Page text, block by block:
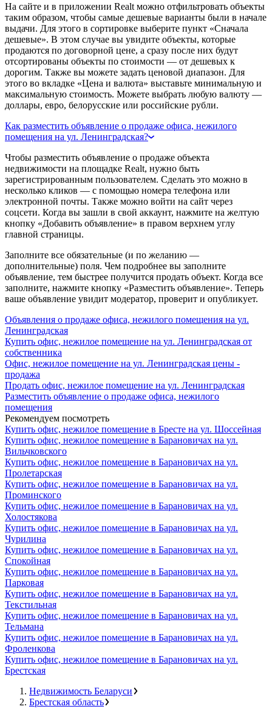
На сайте и в приложении Realt можно отфильтровать объекты
таким образом, чтобы самые дешевые варианты были в начале
выдачи. Для этого в сортировке выберите пункт «Сначала
дешевые». В этом случае вы увидите объекты, которые
продаются по договорной цене, а сразу после них будут
отсортированы объекты по стоимости — от дешевых к
дорогим. Также вы можете задать ценовой диапазон. Для
этого во вкладке «Цена и валюта» выставьте минимальную и
максимальную стоимость. Можете выбрать любую валюту —
доллары, евро, белорусские или российские рубли.
Как разместить объявление о продаже офиса, нежилого
помещения на ул. Ленинградская?
Чтобы разместить объявление о продаже объекта
недвижимости на площадке Realt, нужно быть
зарегистрированным пользователем. Сделать это можно в
несколько кликов — с помощью номера телефона или
электронной почты. Также можно войти на сайт через
соцсети. Когда вы зашли в свой аккаунт, нажмите на желтую
кнопку «Добавить объявление» в правом верхнем углу
главной страницы.
Заполните все обязательные (и по желанию —
дополнительные) поля. Чем подробнее вы заполните
объявление, тем быстрее получится продать объект. Когда все
заполните, нажмите кнопку «Разместить объявление». Теперь
ваше объявление увидит модератор, проверит и опубликует.
Объявления о продаже офиса, нежилого помещения на ул.
Ленинградская
Купить офис, нежилое помещение на ул. Ленинградская от
собственника
Офис, нежилое помещение на ул. Ленинградская цены -
продажа
Продать офис, нежилое помещение на ул. Ленинградская
Разместить объявление о продаже офиса, нежилого
помещения
Рекомендуем посмотреть
Купить офис, нежилое помещение в Бресте на ул. Шоссейная
Купить офис, нежилое помещение в Барановичах на ул.
Вильчковского
Купить офис, нежилое помещение в Барановичах на ул.
Пролетарская
Купить офис, нежилое помещение в Барановичах на ул.
Проминского
Купить офис, нежилое помещение в Барановичах на ул.
Холостякова
Купить офис, нежилое помещение в Барановичах на ул.
Чурилина
Купить офис, нежилое помещение в Барановичах на ул.
Спокойная
Купить офис, нежилое помещение в Барановичах на ул.
Парковая
Купить офис, нежилое помещение в Барановичах на ул.
Текстильная
Купить офис, нежилое помещение в Барановичах на ул.
Тельмана
Купить офис, нежилое помещение в Барановичах на ул.
Фроленкова
Купить офис, нежилое помещение в Барановичах на ул.
Брестская
Недвижимость Беларуси
Брестская область